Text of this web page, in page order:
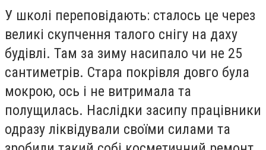
У школі переповідають: сталось це через
великі скупчення талого снігу на даху
будівлі. Там за зиму насипало чи не 25
сантиметрів. Стара покрівля довго була
мокрою, ось і не витримала та
полущилась. Наслідки засипу працівники
одразу ліквідували своїми силами та